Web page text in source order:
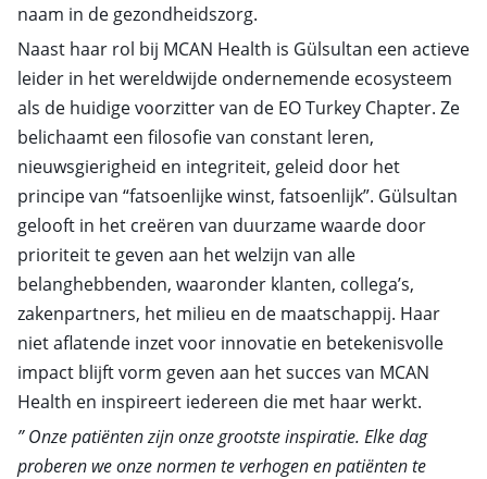
naam in de gezondheidszorg.
Naast haar rol bij MCAN Health is Gülsultan een actieve
leider in het wereldwijde ondernemende ecosysteem
als de huidige voorzitter van de EO Turkey Chapter. Ze
belichaamt een filosofie van constant leren,
nieuwsgierigheid en integriteit, geleid door het
principe van “fatsoenlijke winst, fatsoenlijk”. Gülsultan
gelooft in het creëren van duurzame waarde door
prioriteit te geven aan het welzijn van alle
belanghebbenden, waaronder klanten, collega’s,
zakenpartners, het milieu en de maatschappij. Haar
niet aflatende inzet voor innovatie en betekenisvolle
impact blijft vorm geven aan het succes van MCAN
Health en inspireert iedereen die met haar werkt.
” Onze patiënten zijn onze grootste inspiratie. Elke dag
proberen we onze normen te verhogen en patiënten te